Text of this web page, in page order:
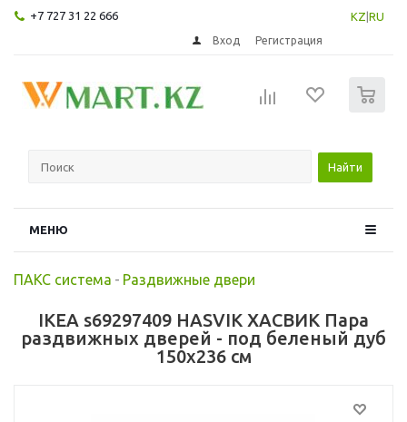
+7 727 31 22 666 KZ RU
Вход Регистрация
Найти
МЕНЮ
ПАКС система - Раздвижные двери
IKEA s69297409 HASVIK ХАСВИК Пара
раздвижных дверей - под беленый дуб
150x236 см